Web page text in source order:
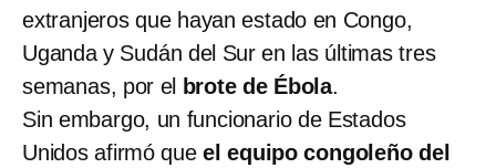
extranjeros que hayan estado en Congo,
Uganda y Sudán del Sur en las últimas tres
semanas, por el brote de Ébola.
Sin embargo, un funcionario de Estados
Unidos afirmó queel equipo congoleño del